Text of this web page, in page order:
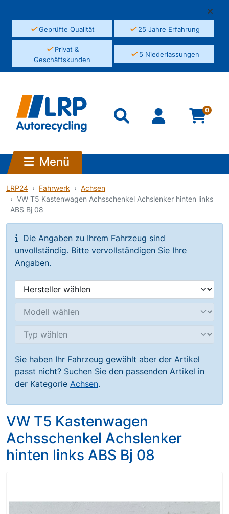
✓Geprüfte Qualität ✓25 Jahre Erfahrung
✓Privat &
Geschäftskunden
✓5 Niederlassungen
0
Menü
LRP24 Fahrwerk
Achsen
VW T5 Kastenwagen Achsschenkel Achslenker hinten links
ABS Bj 08
Die Angaben zu Ihrem Fahrzeug sind
unvollständig. Bitte vervollständigen Sie Ihre
Angaben.
Sie haben Ihr Fahrzeug gewählt aber der Artikel
passt nicht? Suchen Sie den passenden Artikel in
der Kategorie Achsen.
VW T5 Kastenwagen
Achsschenkel Achslenker
hinten links ABS Bj 08